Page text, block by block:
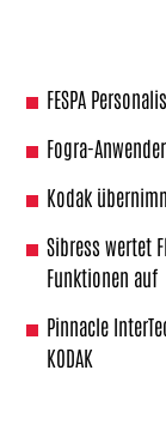
FESPA
Fogra-
Kodak
Sibress wertet
Funktionen auf
Pinnacle
KODAK